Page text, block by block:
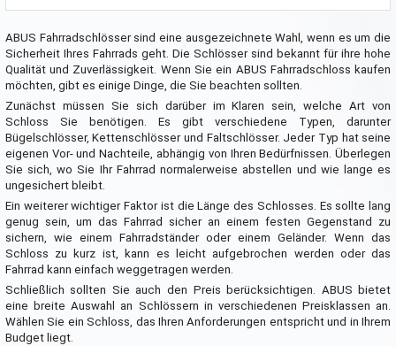
ABUS Fahrradschlösser sind eine ausgezeichnete Wahl, wenn es um die
Sicherheit Ihres Fahrrads geht. Die Schlösser sind bekannt für ihre hohe
Qualität und Zuverlässigkeit. Wenn Sie ein ABUS Fahrradschloss kaufen
möchten, gibt es einige Dinge, die Sie beachten sollten.
Zunächst müssen Sie sich darüber im Klaren sein, welche Art von
Schloss Sie benötigen. Es gibt verschiedene Typen, darunter
Bügelschlösser, Kettenschlösser und Faltschlösser. Jeder Typ hat seine
eigenen Vor- und Nachteile, abhängig von Ihren Bedürfnissen. Überlegen
Sie sich, wo Sie Ihr Fahrrad normalerweise abstellen und wie lange es
ungesichert bleibt.
Ein weiterer wichtiger Faktor ist die Länge des Schlosses. Es sollte lang
genug sein, um das Fahrrad sicher an einem festen Gegenstand zu
sichern, wie einem Fahrradständer oder einem Geländer. Wenn das
Schloss zu kurz ist, kann es leicht aufgebrochen werden oder das
Fahrrad kann einfach weggetragen werden.
Schließlich sollten Sie auch den Preis berücksichtigen. ABUS bietet
eine breite Auswahl an Schlössern in verschiedenen Preisklassen an.
Wählen Sie ein Schloss, das Ihren Anforderungen entspricht und in Ihrem
Budget liegt.